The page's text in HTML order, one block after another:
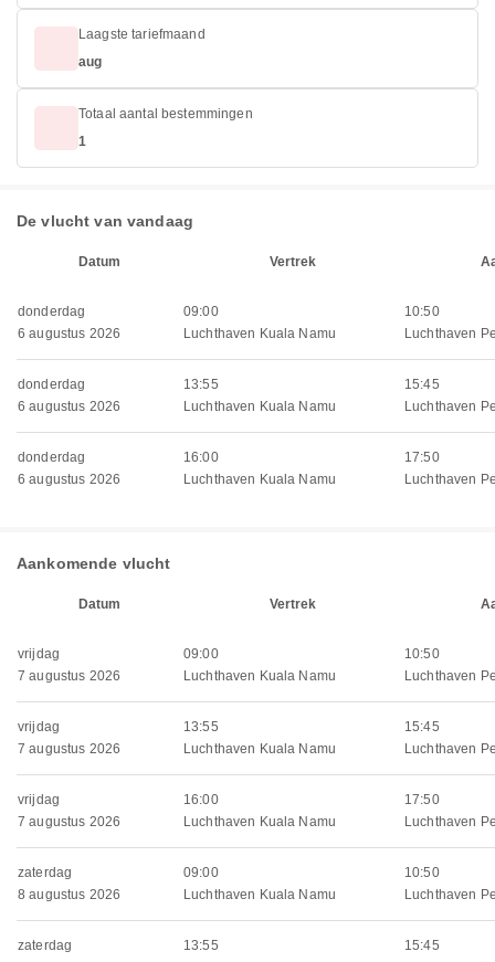
Laagste tariefmaand
aug
Totaal aantal bestemmingen
1
De vlucht van vandaag
Datum Vertrek
donderdag
6 augustus 2026
09:00
Luchthaven Kuala Namu
10:50
Luchthaven
donderdag
6 augustus 2026
13:55
Luchthaven Kuala Namu
15:45
Luchthaven
donderdag
6 augustus 2026
16:00
Luchthaven Kuala Namu
17:50
Luchthaven
Aankomende vlucht
Datum Vertrek
vrijdag
7 augustus 2026
09:00
Luchthaven Kuala Namu
10:50
Luchthaven
vrijdag
7 augustus 2026
13:55
Luchthaven Kuala Namu
15:45
Luchthaven
vrijdag
7 augustus 2026
16:00
Luchthaven Kuala Namu
17:50
Luchthaven
zaterdag
8 augustus 2026
09:00
Luchthaven Kuala Namu
10:50
Luchthaven
zaterdag
13:55
15:45